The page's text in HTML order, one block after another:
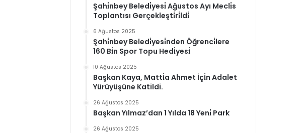
Şahi̇nbey Beledi̇yesi̇ Ağustos Ayı Mecli̇s
Toplantısı Gerçekleşti̇ri̇ldi̇
6 Ağustos 2025
Şahi̇nbey Beledi̇yesi̇nden Öğrenci̇lere
160 Bi̇n Spor Topu Hedi̇yesi̇
10 Ağustos 2025
Başkan Kaya, Matti̇a Ahmet İçi̇n Adalet
Yürüyüşüne Katildi.
26 Ağustos 2025
Başkan Yılmaz’dan 1 Yılda 18 Yeni̇ Park
26 Ağustos 2025